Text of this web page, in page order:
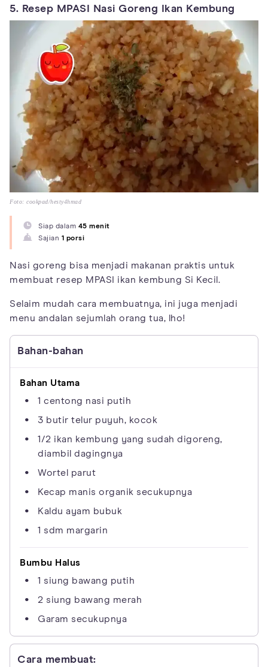
5. Resep MPASI Nasi Goreng Ikan Kembung
Foto: cookpad/hesty4hmad
Siap dalam 45 menit
Sajian 1 porsi
Nasi goreng bisa menjadi makanan praktis untuk
membuat resep MPASI ikan kembung Si Kecil.
Selaim mudah cara membuatnya, ini juga menjadi
menu andalan sejumlah orang tua, lho!
Bahan-bahan
Bahan Utama
1 centong nasi putih
3 butir telur puyuh, kocok
1/2 ikan kembung yang sudah digoreng,
diambil dagingnya
Wortel parut
Kecap manis organik secukupnya
Kaldu ayam bubuk
1 sdm margarin
Bumbu Halus
1 siung bawang putih
2 siung bawang merah
Garam secukupnya
Cara membuat: